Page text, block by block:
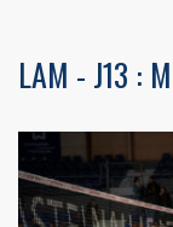
LAM - J13 :